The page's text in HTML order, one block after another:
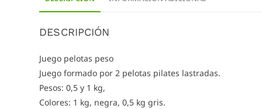
DESCRIPCIÓN
Juego pelotas peso
Juego formado por 2 pelotas pilates lastradas.
Pesos: 0,5 y 1 kg,
Colores: 1 kg, negra, 0,5 kg gris.